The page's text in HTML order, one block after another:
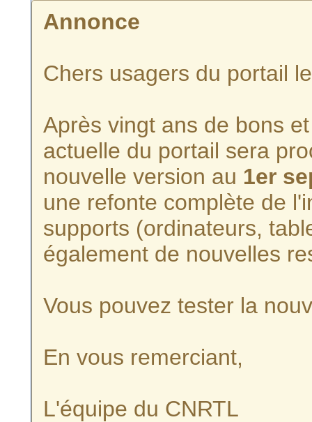
Annonce
Chers usagers du portail
Après vingt ans de bons
actuelle du portail sera
nouvelle version au 1er
une refonte complète de
supports (ordinateurs,
également de nouvelles
Vous pouvez tester la
En vous remerciant,
L'équipe du CNRTL